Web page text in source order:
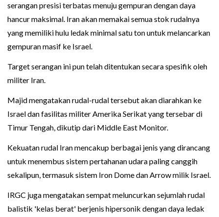
serangan presisi terbatas menuju gempuran dengan daya
hancur maksimal. Iran akan memakai semua stok rudalnya
yang memiliki hulu ledak minimal satu ton untuk melancarkan
gempuran masif ke Israel.
Target serangan ini pun telah ditentukan secara spesifik oleh
militer Iran.
Majid mengatakan rudal-rudal tersebut akan diarahkan ke
Israel dan fasilitas militer Amerika Serikat yang tersebar di
Timur Tengah, dikutip dari Middle East Monitor.
Kekuatan rudal Iran mencakup berbagai jenis yang dirancang
untuk menembus sistem pertahanan udara paling canggih
sekalipun, termasuk sistem Iron Dome dan Arrow milik Israel.
IRGC juga mengatakan sempat meluncurkan sejumlah rudal
balistik 'kelas berat' berjenis hipersonik dengan daya ledak